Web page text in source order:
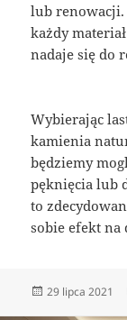
lub renowacji.
każdy
nadaje się do
Wybierając
kamienia
będziemy
pęknięcia lub
to
sobie efekt na
Data
29 lipca 2021